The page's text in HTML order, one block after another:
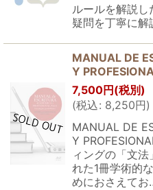
ルールを解説し
疑問を丁寧に
MANUAL DE
Y
7,500円 (税別)
(税込: 8,250円)
MANUAL DE
Y
ィングの「文
れた1冊学術的
めにおさえて